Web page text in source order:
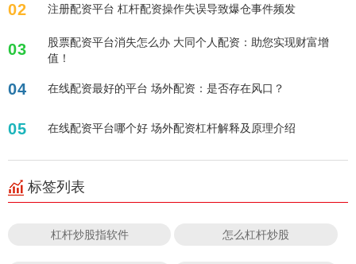
02 注册配资平台 杠杆配资操作失误导致爆仓事件频发
03
股票配资平台消失怎么办 大同个人配资：助您实现财富增
值！
04 在线配资最好的平台 场外配资：是否存在风口？
05 在线配资平台哪个好 场外配资杠杆解释及原理介绍
标签列表
杠杆炒股指软件 怎么杠杆炒股